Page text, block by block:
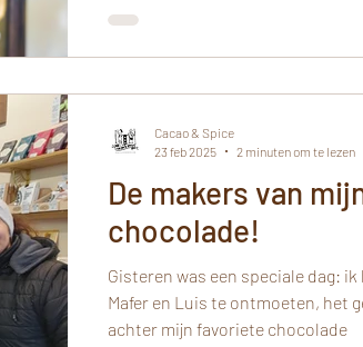
De makers van
chocolade!
Gisteren was een speciale dag:
Mafer en Luis te ontmoeten, het
achter mijn favoriete chocolade
Cacao & Spice
23 feb 2025
2 minuten om te lezen